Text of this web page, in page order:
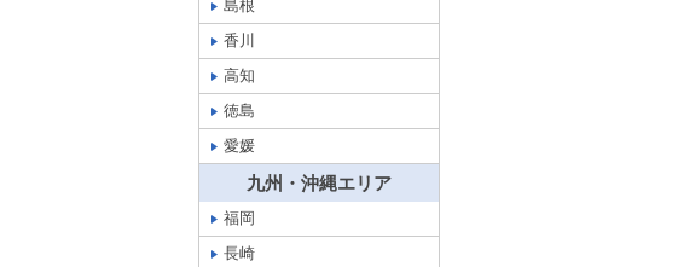
島根
香川
高知
徳島
愛媛
九州・沖縄エリア
福岡
長崎